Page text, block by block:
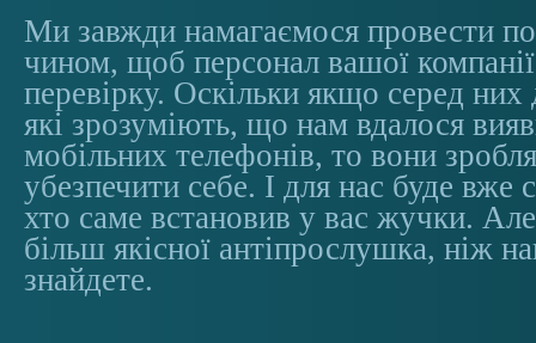
Ми завжди намагаємося провести
чином, щоб персонал вашої
перевірку. Оскільки якщо серед
які зрозуміють, що нам вдалося
мобільних телефонів, то вони
убезпечити себе. І для нас буде вже
хто саме встановив у вас жучки.
більш якісної антіпрослушка, ніж
знайдете.